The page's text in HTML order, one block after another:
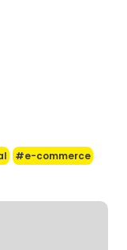
#e-commerce